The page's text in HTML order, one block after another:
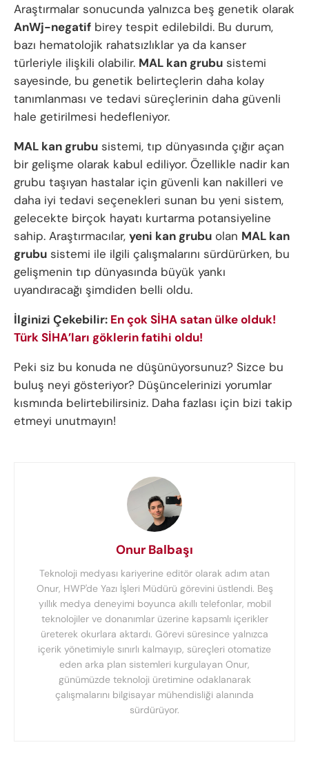
Araştırmalar sonucunda yalnızca beş genetik olarak
AnWj-negatif birey tespit edilebildi. Bu durum,
bazı hematolojik rahatsızlıklar ya da kanser
türleriyle ilişkili olabilir. MAL kan grubu sistemi
sayesinde, bu genetik belirteçlerin daha kolay
tanımlanması ve tedavi süreçlerinin daha güvenli
hale getirilmesi hedefleniyor.
MAL kan grubu sistemi, tıp dünyasında çığır açan
bir gelişme olarak kabul ediliyor. Özellikle nadir kan
grubu taşıyan hastalar için güvenli kan nakilleri ve
daha iyi tedavi seçenekleri sunan bu yeni sistem,
gelecekte birçok hayatı kurtarma potansiyeline
sahip. Araştırmacılar, yeni kan grubu olan MAL kan
grubu sistemi ile ilgili çalışmalarını sürdürürken, bu
gelişmenin tıp dünyasında büyük yankı
uyandıracağı şimdiden belli oldu.
İlginizi Çekebilir: En çok SİHA satan ülke olduk!
Türk SİHA’ları göklerin fatihi oldu!
Peki siz bu konuda ne düşünüyorsunuz? Sizce bu
buluş neyi gösteriyor? Düşüncelerinizi yorumlar
kısmında belirtebilirsiniz. Daha fazlası için bizi takip
etmeyi unutmayın!
Onur Balbaşı
Teknoloji medyası kariyerine editör olarak adım atan
Onur, HWP'de Yazı İşleri Müdürü görevini üstlendi. Beş
yıllık medya deneyimi boyunca akıllı telefonlar, mobil
teknolojiler ve donanımlar üzerine kapsamlı içerikler
üreterek okurlara aktardı. Görevi süresince yalnızca
içerik yönetimiyle sınırlı kalmayıp, süreçleri otomatize
eden arka plan sistemleri kurgulayan Onur,
günümüzde teknoloji üretimine odaklanarak
çalışmalarını bilgisayar mühendisliği alanında
sürdürüyor.